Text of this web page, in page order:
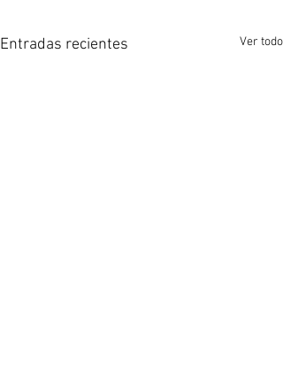
Entradas recientes Ver todo